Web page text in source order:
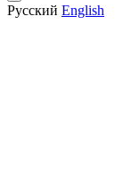
Русский English